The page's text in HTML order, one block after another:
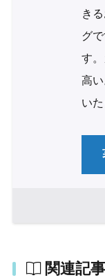
き
グ
す
高
いた
関連記事